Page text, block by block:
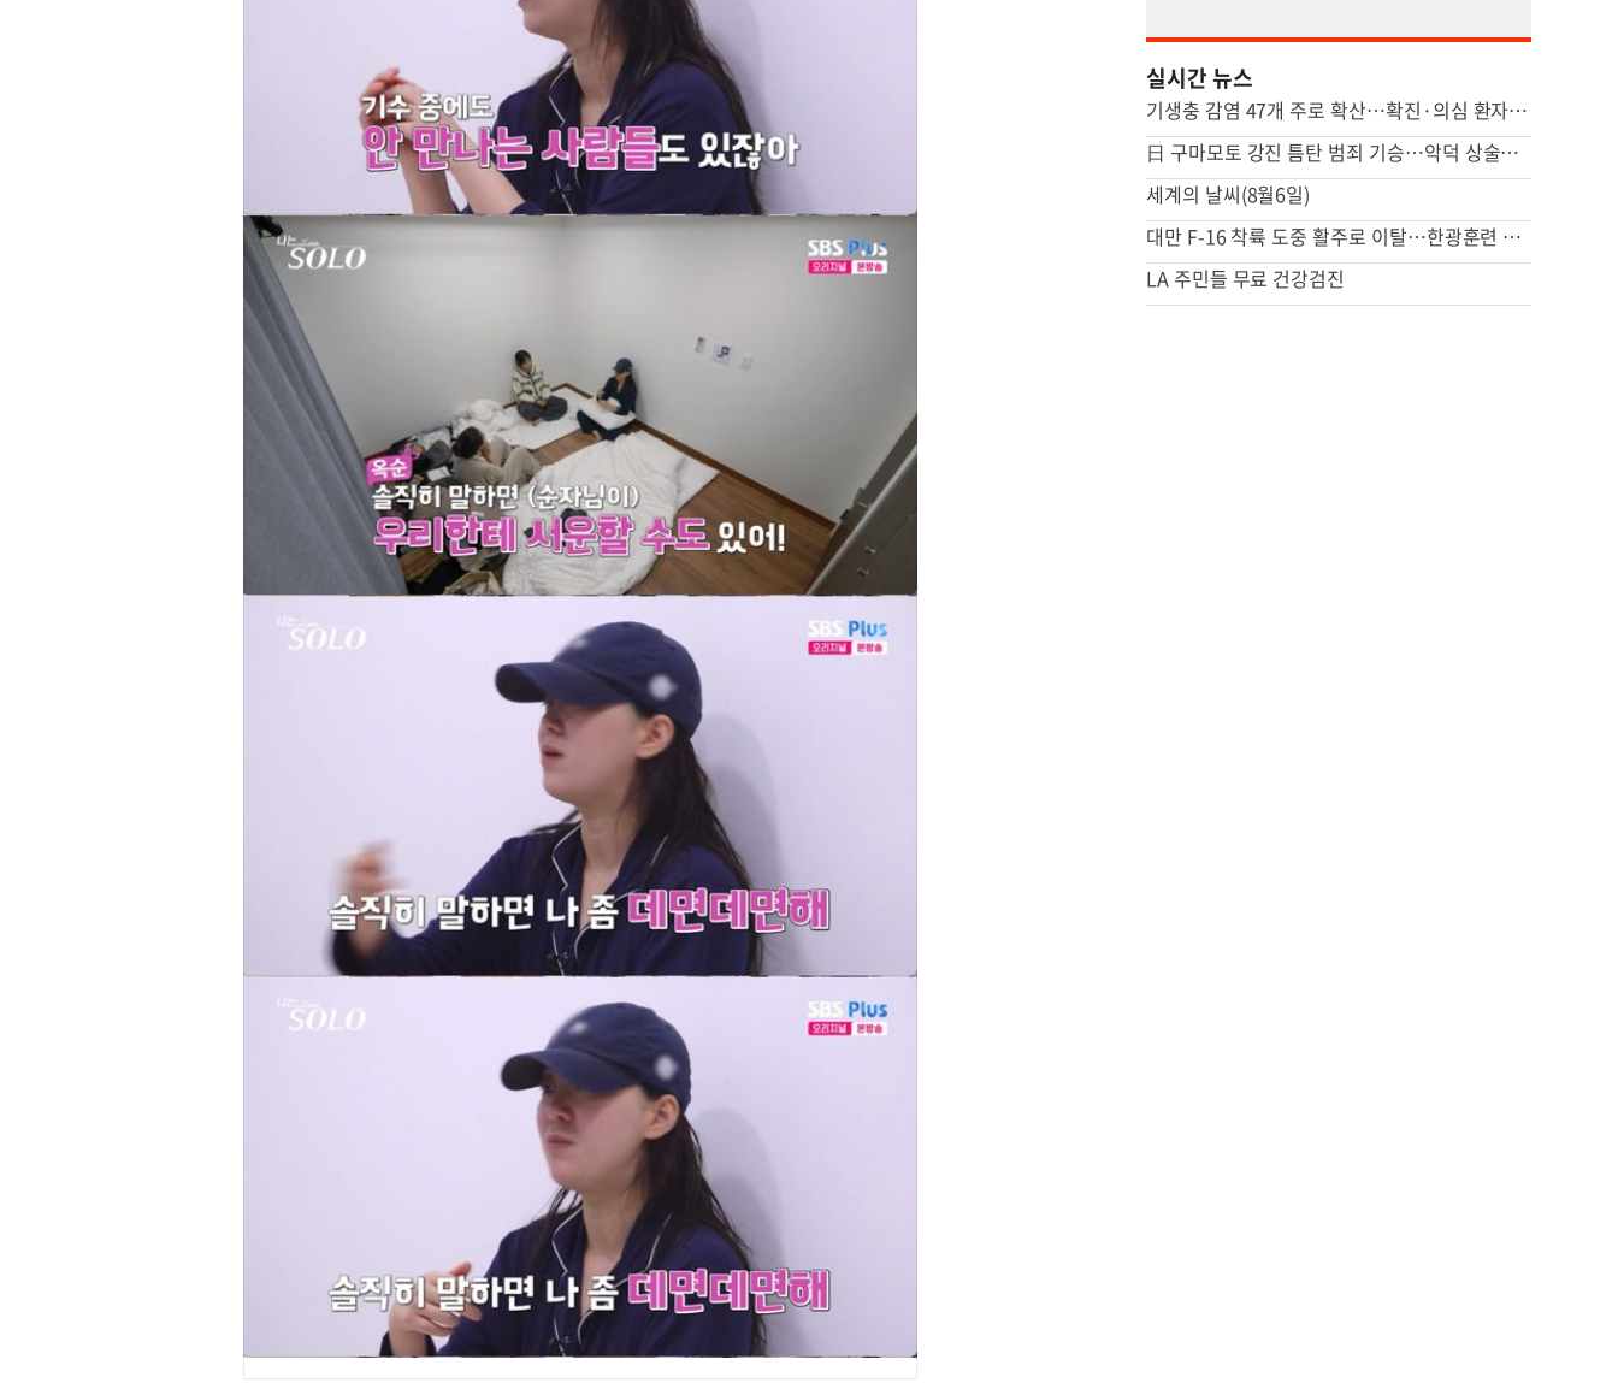
실시간 뉴스
기생충 감염 47개 주로 확산…확진·의심 환자 2만2000여명
日 구마모토 강진 틈탄 범죄 기승…악덕 상술도 우려
세계의 날씨(8월6일)
대만 F-16 착륙 도중 활주로 이탈…한광훈련 첫날 사고 잇달아
LA 주민들 무료 건강검진